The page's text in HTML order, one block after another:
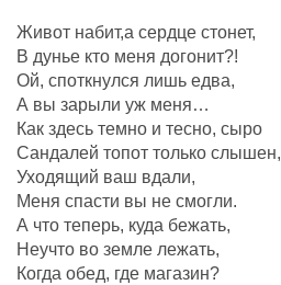
Живот набит,а сердце стонет,
В дунье кто меня догонит?!
Ой, споткнулся лишь едва,
А вы зарыли уж меня…
Как здесь темно и тесно, сыро
Сандалей топот только слышен,
Уходящий ваш вдали,
Меня спасти вы не смогли.
А что теперь, куда бежать,
Неучто во земле лежать,
Когда обед, где магазин?